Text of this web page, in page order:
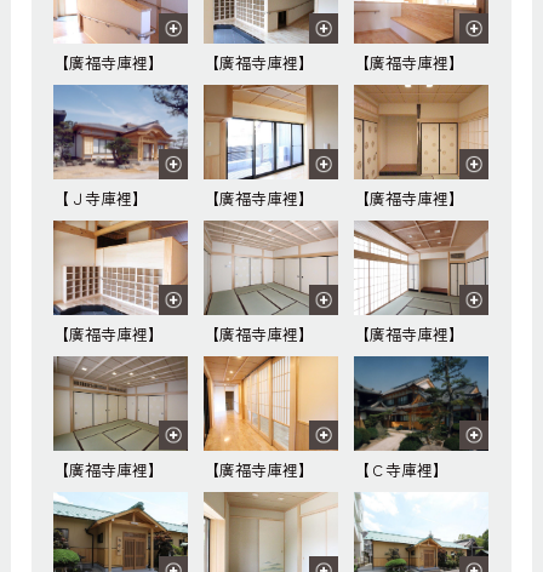
【廣福寺庫裡】 【廣福寺庫裡】 【廣福寺庫裡】
【Ｊ寺庫裡】 【廣福寺庫裡】 【廣福寺庫裡】
【廣福寺庫裡】 【廣福寺庫裡】 【廣福寺庫裡】
【廣福寺庫裡】 【廣福寺庫裡】 【Ｃ寺庫裡】